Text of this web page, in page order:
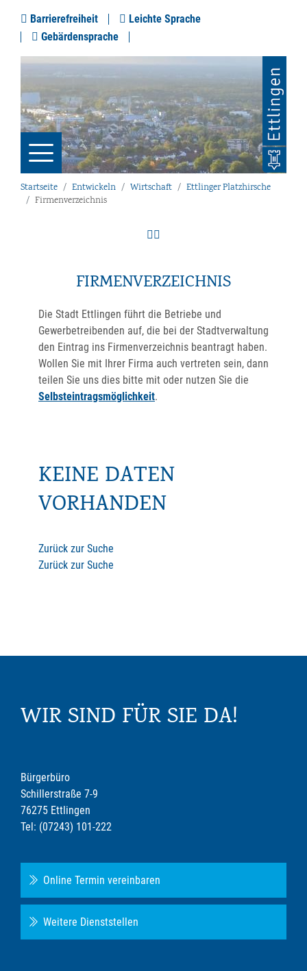
Barrierefreiheit
Leichte Sprache
Gebärdensprache
Startseite Entwickeln Wirtschaft
Ettlinger Platzhirsche
Firmenverzeichnis
FIRMENVERZEICHNIS
Die Stadt Ettlingen führt die Betriebe und
Gewerbetreibenden auf, die bei der Stadtverwaltung
den Eintrag ins Firmenverzeichnis beantragt haben.
Wollen Sie mit Ihrer Firma auch vertreten sein, dann
teilen Sie uns dies bitte mit oder nutzen Sie die
Selbsteintragsmöglichkeit.
KEINE DATEN
VORHANDEN
Zurück zur Suche
Zurück zur Suche
WIR SIND FÜR SIE DA!
Bürgerbüro
Schillerstraße 7-9
76275 Ettlingen
Tel: (07243) 101-222
Online Termin vereinbaren
Weitere Dienststellen